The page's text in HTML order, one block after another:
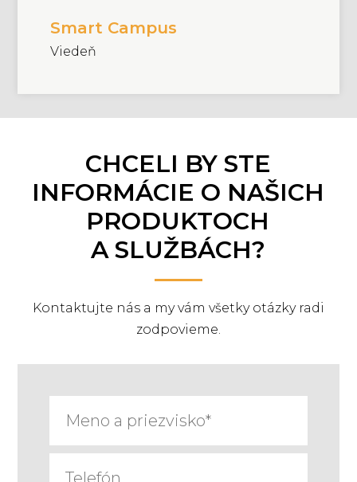
Smart Campus
Viedeň
CHCELI BY STE
INFORMÁCIE O NAŠICH
PRODUKTOCH
A SLUŽBÁCH?
Kontaktujte nás a my vám všetky otázky radi
zodpovieme.